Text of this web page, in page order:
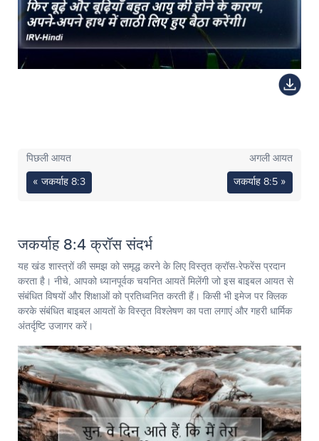
पिछली आयत
« जकर्याह 8:3
अगली आयत
जकर्याह 8:5 »
जकर्याह 8:4 क्रॉस संदर्भ
यह खंड शास्त्रों की समझ को समृद्ध करने के लिए विस्तृत क्रॉस-रेफरेंस प्रदान
करता है। नीचे, आपको ध्यानपूर्वक चयनित आयतें मिलेंगी जो इस बाइबल आयत से
संबंधित विषयों और शिक्षाओं को प्रतिध्वनित करती हैं। किसी भी इमेज पर क्लिक
करके संबंधित बाइबल आयतों के विस्तृत विश्लेषण का पता लगाएं और गहरी धार्मिक
अंतर्दृष्टि उजागर करें।